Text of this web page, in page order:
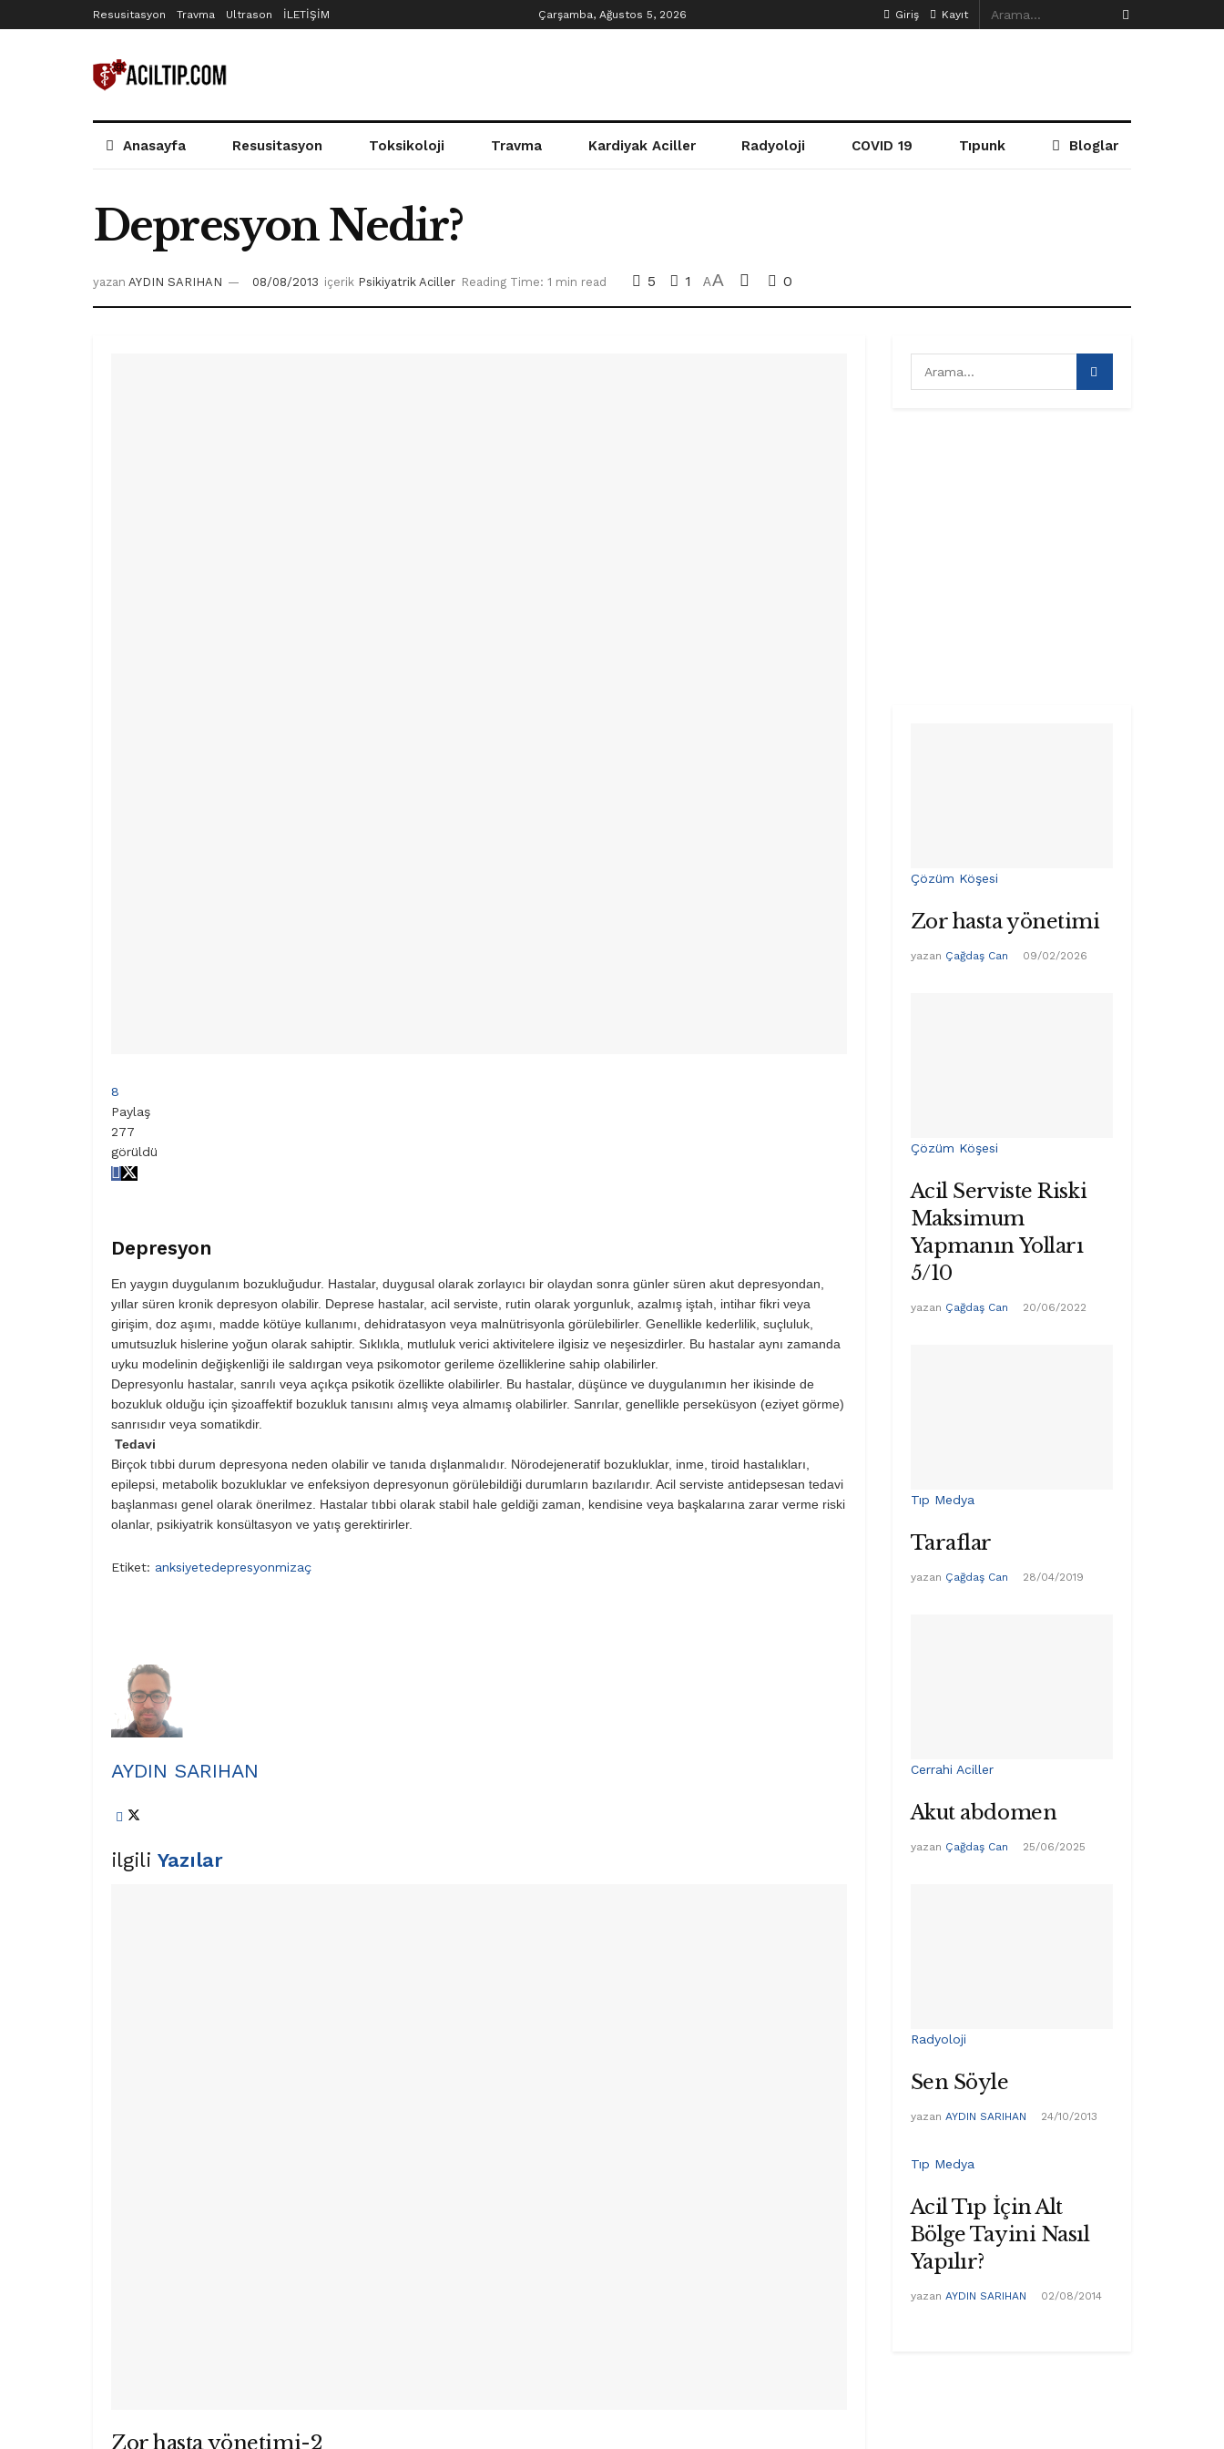
Resusitasyon Travma Ultrason İLETİŞİM Çarşamba, Ağustos 5, 2026 Giriş Kayıt
Anasayfa Resusitasyon Toksikoloji Travma Kardiyak Aciller Radyoloji COVID 19 Tıpunk Bloglar
Depresyon Nedir?
yazan AYDIN SARIHAN 08/08/2013 içerik Psikiyatrik Aciller Reading Time: 1 min read 5 1 AA 0
8
Paylaş
277
görüldü
Depresyon
En yaygın duygulanım bozukluğudur. Hastalar, duygusal olarak zorlayıcı bir olaydan sonra günler süren akut depresyondan,
yıllar süren kronik depresyon olabilir. Deprese hastalar, acil serviste, rutin olarak yorgunluk, azalmış iştah, intihar fikri veya
girişim, doz aşımı, madde kötüye kullanımı, dehidratasyon veya malnütrisyonla görülebilirler. Genellikle kederlilik, suçluluk,
umutsuzluk hislerine yoğun olarak sahiptir. Sıklıkla, mutluluk verici aktivitelere ilgisiz ve neşesizdirler. Bu hastalar aynı zamanda
uyku modelinin değişkenliği ile saldırgan veya psikomotor gerileme özelliklerine sahip olabilirler.
Depresyonlu hastalar, sanrılı veya açıkça psikotik özellikte olabilirler. Bu hastalar, düşünce ve duygulanımın her ikisinde de
bozukluk olduğu için şizoaffektif bozukluk tanısını almış veya almamış olabilirler. Sanrılar, genellikle perseküsyon (eziyet görme)
sanrısıdır veya somatikdir.
Tedavi
Birçok tıbbi durum depresyona neden olabilir ve tanıda dışlanmalıdır. Nörodejeneratif bozukluklar, inme, tiroid hastalıkları,
epilepsi, metabolik bozukluklar ve enfeksiyon depresyonun görülebildiği durumların bazılarıdır. Acil serviste antidepsesan tedavi
başlanması genel olarak önerilmez. Hastalar tıbbi olarak stabil hale geldiği zaman, kendisine veya başkalarına zarar verme riski
olanlar, psikiyatrik konsültasyon ve yatış gerektirirler.
Etiket: anksiyetedepresyonmizaç
AYDIN SARIHAN
ilgili Yazılar
Zor hasta yönetimi-2
Çözüm Köşesi
Zor hasta yönetimi
yazan Çağdaş Can 09/02/2026
Çözüm Köşesi
Acil Serviste Riski
Maksimum
Yapmanın Yolları
5/10
yazan Çağdaş Can 20/06/2022
Tıp Medya
Taraflar
yazan Çağdaş Can 28/04/2019
Cerrahi Aciller
Akut abdomen
yazan Çağdaş Can 25/06/2025
Radyoloji
Sen Söyle
yazan AYDIN SARIHAN 24/10/2013
Tıp Medya
Acil Tıp İçin Alt
Bölge Tayini Nasıl
Yapılır?
yazan AYDIN SARIHAN 02/08/2014